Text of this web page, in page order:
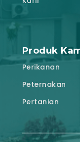
Produk
Perikanan
Peternakan
Pertanian